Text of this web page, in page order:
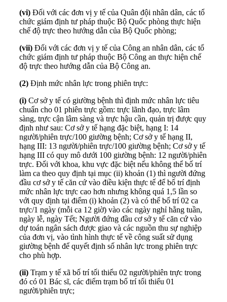
(vi) Đối với các đơn vị y tế của Quân đội nhân dân, các tổ
chức giám định tư pháp thuộc Bộ Quốc phòng thực hiện
chế độ trực theo hướng dẫn của Bộ Quốc phòng;
(vii) Đối với các đơn vị y tế của Công an nhân dân, các tổ
chức giám định tư pháp thuộc Bộ Công an thực hiện chế
độ trực theo hướng dẫn của Bộ Công an.
(2) Định mức nhân lực trong phiên trực:
(i) Cơ sở y tế có giường bệnh thì định mức nhân lực tiêu
chuẩn cho 01 phiên trực gồm: trực lãnh đạo, trực lâm
sàng, trực cận lâm sàng và trực hậu cần, quản trị được quy
định như sau: Cơ sở y tế hạng đặc biệt, hạng I: 14
người/phiên trực/100 giường bệnh; Cơ sở y tế hạng II,
hạng III: 13 người/phiên trực/100 giường bệnh; Cơ sở y tế
hạng III có quy mô dưới 100 giường bệnh: 12 người/phiên
trực. Đối với khoa, khu vực đặc biệt nếu không thể bố trí
làm ca theo quy định tại mục (ii) khoản (1) thì người đứng
đầu cơ sở y tế căn cứ vào điều kiện thực tế để bố trí định
mức nhân lực trực cao hơn nhưng không quá 1,5 lần so
với quy định tại điểm (i) khoản (2) và có thể bố trí 02 ca
trực/1 ngày (mỗi ca 12 giờ) vào các ngày nghỉ hằng tuần,
ngày lễ, ngày Tết; Người đứng đầu cơ sở y tế căn cứ vào
dự toán ngân sách được giao và các nguồn thu sự nghiệp
của đơn vị, vào tình hình thực tế về công suất sử dụng
giường bệnh để quyết định số nhân lực trong phiên trực
cho phù hợp.
(ii) Trạm y tế xã bố trí tối thiểu 02 người/phiên trực trong
đó có 01 Bác sĩ, các điểm trạm bố trí tối thiểu 01
người/phiên trực;